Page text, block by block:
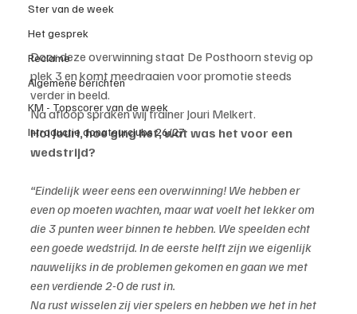
Ster van de week
Het gesprek
Reclame
Algemene berichten
KM - Topscorer van de week
Introductie donateurclubs 26/27
Door deze overwinning staat De Posthoorn stevig op
plek 3 en komt meedraaien voor promotie steeds
verder in beeld.
Na afloop spraken wij trainer Jouri Melkert.
Hoi Jouri, hoe ging het, wat was het voor een
wedstrijd?
“Eindelijk weer eens een overwinning! We hebben er
even op moeten wachten, maar wat voelt het lekker om
die 3 punten weer binnen te hebben. We speelden echt
een goede wedstrijd. In de eerste helft zijn we eigenlijk
nauwelijks in de problemen gekomen en gaan we met
een verdiende 2-0 de rust in.
Na rust wisselen zij vier spelers en hebben we het in het